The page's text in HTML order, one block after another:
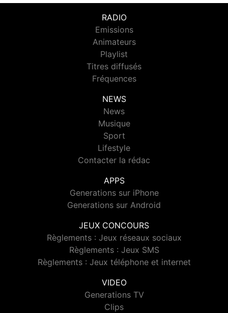
RADIO
Emissions
Animateurs
Playlist
Titres diffusés
Fréquences
NEWS
News
Musique
Sport
Lifestyle
Contacter la rédac
APPS
Generations sur iPhone
Generations sur Android
JEUX CONCOURS
Règlements : Jeux réseaux sociaux
Règlements : Jeux SMS
Règlements : Jeux téléphone et internet
VIDEO
Generations TV
Clips